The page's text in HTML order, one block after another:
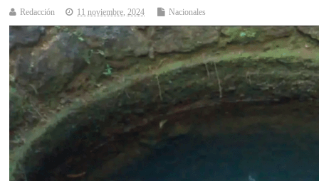
Redacción 11 noviembre, 2024 Nacionales